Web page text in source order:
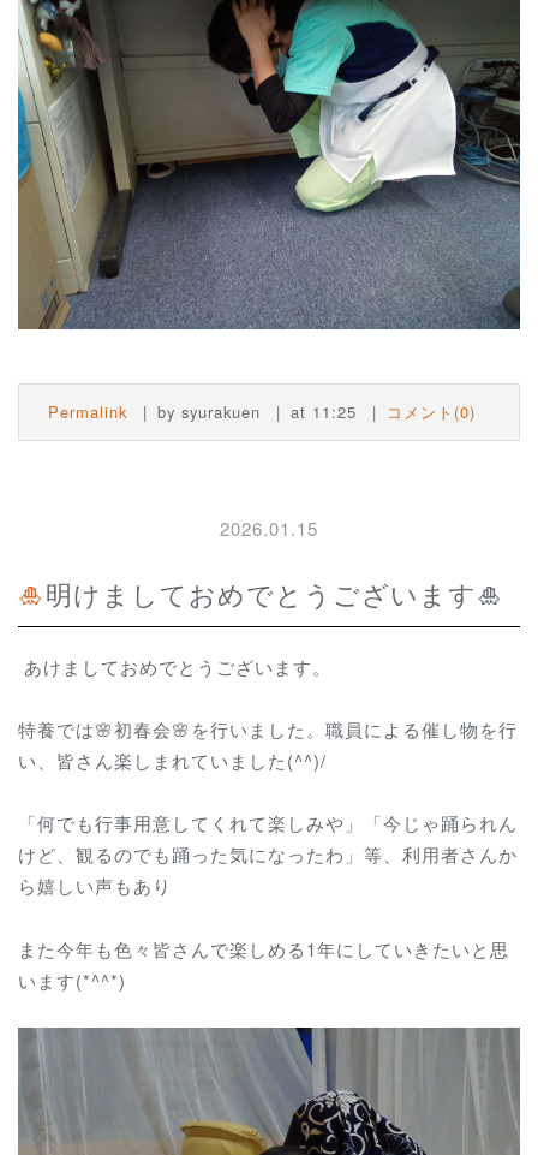
Permalink by syurakuen at 11:25 コメント(0)
2026.01.15
🎍明けましておめでとうございます🎍
あけましておめでとうございます。
特養では🌸初春会🌸を行いました。職員による催し物を行
い、皆さん楽しまれていました(^^)/
「何でも行事用意してくれて楽しみや」「今じゃ踊られん
けど、観るのでも踊った気になったわ」等、利用者さんか
ら嬉しい声もあり
また今年も色々皆さんで楽しめる1年にしていきたいと思
います(*^^*)